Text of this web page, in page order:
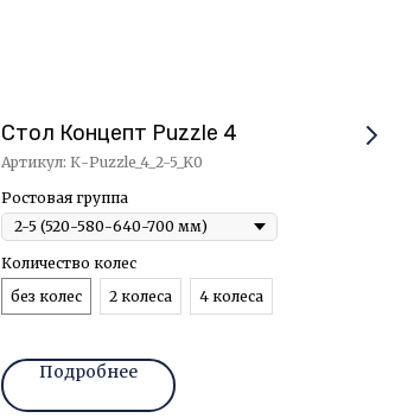
Стол Концепт Puzzle 4
Артикул: К-Puzzle_4_2-5_K0
Ростовая группа
Количество колес
без колес
2 колеса 4 колеса
Подробнее